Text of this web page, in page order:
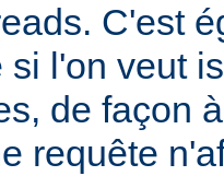
C'est
si l'on veut
de façon
requête